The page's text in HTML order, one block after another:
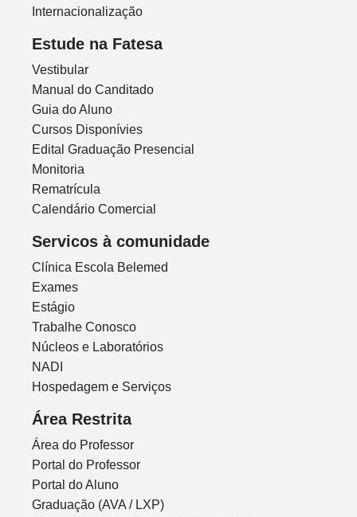
Internacionalização
Estude na Fatesa
Vestibular
Manual do Canditado
Guia do Aluno
Cursos Disponívies
Edital Graduação Presencial
Monitoria
Rematrícula
Calendário Comercial
Servicos à comunidade
Clínica Escola Belemed
Exames
Estágio
Trabalhe Conosco
Núcleos e Laboratórios
NADI
Hospedagem e Serviços
Área Restrita
Área do Professor
Portal do Professor
Portal do Aluno
Graduação (AVA / LXP)